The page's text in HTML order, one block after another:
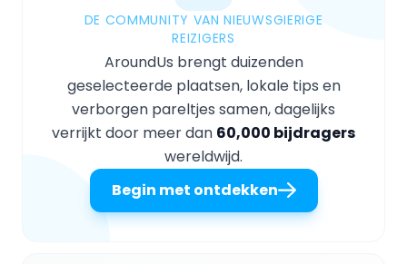
DE COMMUNITY VAN NIEUWSGIERIGE
REIZIGERS
AroundUs brengt duizenden
geselecteerde plaatsen, lokale tips en
verborgen pareltjes samen, dagelijks
verrijkt door meer dan 60,000 bijdragers
wereldwijd.
Begin met ontdekken